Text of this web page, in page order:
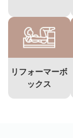
リフォーマーボ
ックス